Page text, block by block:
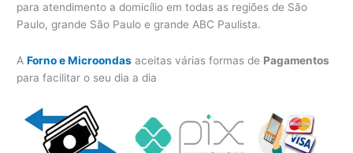
para atendimento a domicílio em todas as regiões de São
Paulo, grande São Paulo e grande ABC Paulista.
AForno e Microondas aceitas várias formas de Pagamentos
para facilitar o seu dia a dia